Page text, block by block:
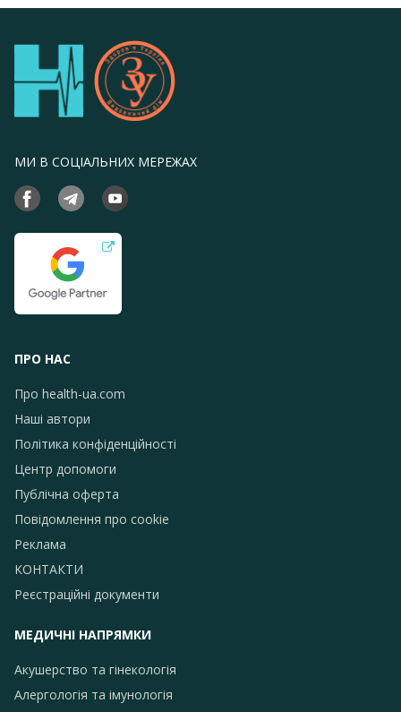
МИ В СОЦІАЛЬНИХ МЕРЕЖАХ
ПРО НАС
Про health-ua.com
Наші автори
Політика конфіденційності
Центр допомоги
Публічна оферта
Повідомлення про сookie
Реклама
КОНТАКТИ
Реєстраційні документи
МЕДИЧНІ НАПРЯМКИ
Акушерство та гінекологія
Алергологія та імунологія